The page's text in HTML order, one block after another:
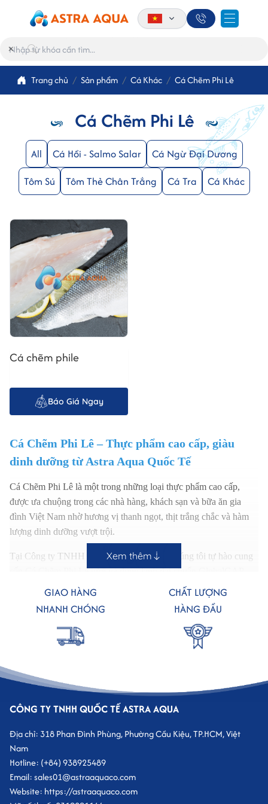
×
Trang chủ Sản phẩm Cá Khác Cá Chẽm Phi Lê
Cá Chẽm Phi Lê
All Cá Hồi - Salmo Salar
Cá Ngừ Đại Dương
Tôm Sú
Tôm Thẻ Chân Trắng Cá Tra Cá Khác
Cá chẽm phile
Báo Giá Ngay
Cá Chẽm Phi Lê – Thực phẩm cao cấp, giàu
dinh dưỡng từAstra Aqua Quốc Tế
Cá Chẽm Phi Lê là một trong những loại thực phẩm cao cấp,
được ưa chuộng trong các nhà hàng, khách sạn và bữa ăn gia
đình Việt Nam nhờ hương vị thanh ngọt, thịt trắng chắc và hàm
lượng dinh dưỡng vượt trội.
Tại Công ty TNHH Astra Aqua Quốc Tế
, chúng tôi tự hào cung
cấp Cá Chẽm Phi Lê tươi và đông lạnh đạt chuẩn GlobalGAP –
HACCP – ISO 22000, đáp ứng yêu cầu xuất khẩu sang các thị
Sản phẩm của Astra Aqua Quốc Tế luôn đảm bảo an toàn, tươi
ngon và truy xuất nguồn gốc rõ ràng, mang đến giải pháp thực
phẩm sạch cho mọi đối tác và người tiêu dùng Việt.
Xem thêm
GIAO HÀNG
NHANH CHÓNG
CHẤT LƯỢNG
HÀNG ĐẦU
CÔNG TY TNHH QUỐC TẾ ASTRA AQUA
Địa chỉ: 318 Phan Đình Phùng, Phường Cầu Kiệu, TP.HCM, Việt
Nam
Hotline: (+84) 938925489
Email: sales01@astraaquaco.com
Website: https://astraaquaco.com